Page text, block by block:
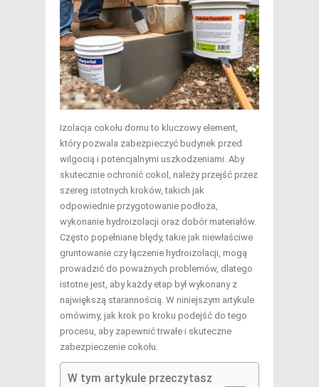
Izolacja cokołu domu to kluczowy element,
który pozwala zabezpieczyć budynek przed
wilgocią i potencjalnymi uszkodzeniami. Aby
skutecznie ochronić cokol, należy przejść przez
szereg istotnych kroków, takich jak
odpowiednie przygotowanie podłoża,
wykonanie hydroizolacji oraz dobór materiałów.
Często popełniane błędy, takie jak niewłaściwe
gruntowanie czy łączenie hydroizolacji, mogą
prowadzić do poważnych problemów, dlatego
istotne jest, aby każdy etap był wykonany z
największą starannością. W niniejszym artykule
omówimy, jak krok po kroku podejść do tego
procesu, aby zapewnić trwałe i skuteczne
zabezpieczenie cokołu.
W tym artykule przeczytasz